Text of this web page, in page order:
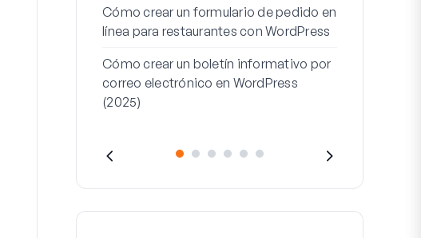
Cómo crear un formulario de pedido en
línea para restaurantes con WordPress
Cómo crear un boletín informativo por
correo electrónico en WordPress
(2025)